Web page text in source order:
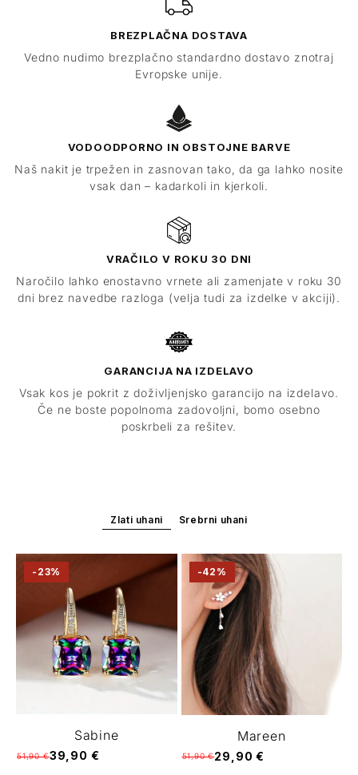
BREZPLAČNA DOSTAVA
Vedno nudimo brezplačno standardno dostavo znotraj
Evropske unije.
VODOODPORNO IN OBSTOJNE BARVE
Naš nakit je trpežen in zasnovan tako, da ga lahko nosite
vsak dan – kadarkoli in kjerkoli.
VRAČILO V ROKU 30 DNI
Naročilo lahko enostavno vrnete ali zamenjate v roku 30
dni brez navedbe razloga (velja tudi za izdelke v akciji).
GARANCIJA NA IZDELAVO
Vsak kos je pokrit z doživljenjsko garancijo na izdelavo.
Če ne boste popolnoma zadovoljni, bomo osebno
poskrbeli za rešitev.
Zlati uhani Srebrni uhani
-23%
Sabine
51,90 €39,90 €
-42%
Mareen
51,90 €29,90 €